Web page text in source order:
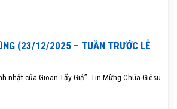
(23/12/2025 – TUẦN TRƯỚC LỄ
nhật của Gioan Tẩy Giả”. Tin Mừng Chúa Giêsu